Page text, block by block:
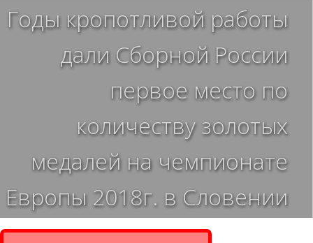
Годы кропотливой работы
дали Сборной России
первое место по
количеству золотых
медалей на чемпионате
Европы 2018г. в Словении